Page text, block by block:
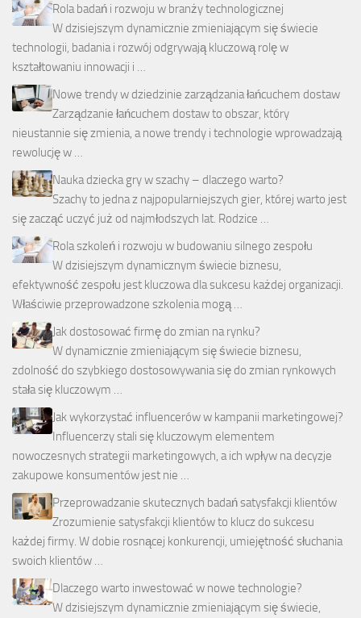
Rola badań i rozwoju w branży technologicznej
W dzisiejszym dynamicznie zmieniającym się świecie
technologii, badania i rozwój odgrywają kluczową rolę w
kształtowaniu innowacji i …
Nowe trendy w dziedzinie zarządzania łańcuchem dostaw
Zarządzanie łańcuchem dostaw to obszar, który
nieustannie się zmienia, a nowe trendy i technologie wprowadzają
rewolucję w …
Nauka dziecka gry w szachy – dlaczego warto?
Szachy to jedna z najpopularniejszych gier, której warto jest
się zacząć uczyć już od najmłodszych lat. Rodzice …
Rola szkoleń i rozwoju w budowaniu silnego zespołu
W dzisiejszym dynamicznym świecie biznesu,
efektywność zespołu jest kluczowa dla sukcesu każdej organizacji.
Właściwie przeprowadzone szkolenia mogą …
Jak dostosować firmę do zmian na rynku?
W dynamicznie zmieniającym się świecie biznesu,
zdolność do szybkiego dostosowywania się do zmian rynkowych
stała się kluczowym …
Jak wykorzystać influencerów w kampanii marketingowej?
Influencerzy stali się kluczowym elementem
nowoczesnych strategii marketingowych, a ich wpływ na decyzje
zakupowe konsumentów jest nie …
Przeprowadzanie skutecznych badań satysfakcji klientów
Zrozumienie satysfakcji klientów to klucz do sukcesu
każdej firmy. W dobie rosnącej konkurencji, umiejętność słuchania
swoich klientów …
Dlaczego warto inwestować w nowe technologie?
W dzisiejszym dynamicznie zmieniającym się świecie,